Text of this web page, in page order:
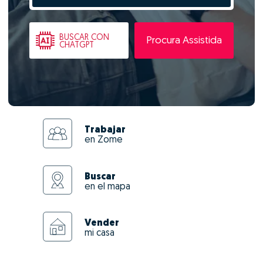
BUSCAR CON
CHATGPT
Procura Assistida
Trabajar
en Zome
Buscar
en el mapa
Vender
mi casa